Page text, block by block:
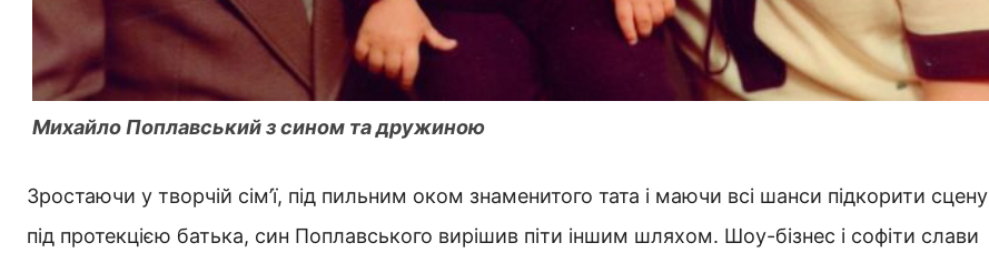
Михайло Поплавський з сином та дружиною
Зростаючи у творчій сім’ї, під пильним оком знаменитого тата і маючи всі шанси підкорити сцену
під протекцією батька, син Поплавського вирішив піти іншим шляхом. Шоу-бізнес і софіти слави